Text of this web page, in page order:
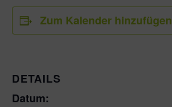
Zum Kalender hinzufügen
DETAILS
Datum: